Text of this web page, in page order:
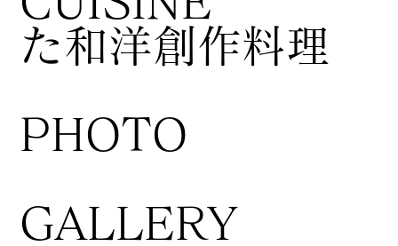
た和洋創作料理
​PHOTO
GALLERY